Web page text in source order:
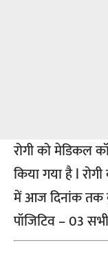
रोगी को मेडिकल
किया गया है l
में आज दिनांक तक
पॉजिटिव – 03